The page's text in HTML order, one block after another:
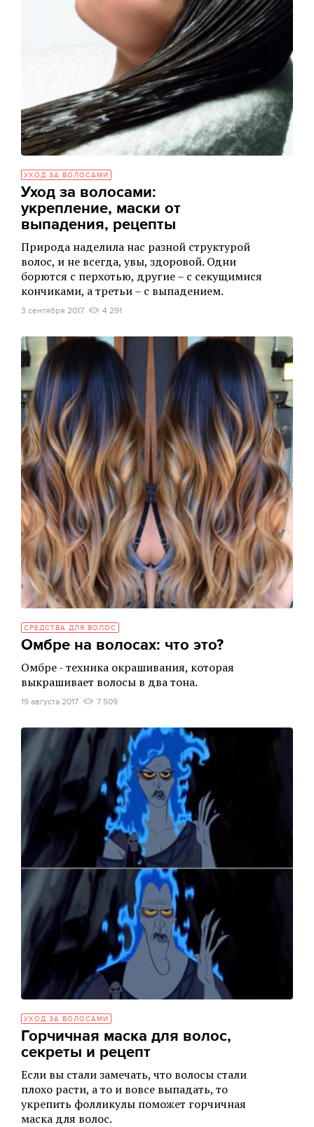
УХОД ЗА ВОЛОСАМИ
Уход за волосами:
укрепление, маски от
выпадения, рецепты
Природа наделила нас разной структурой
волос, и не всегда, увы, здоровой. Одни
борются с перхотью, другие – с секущимися
кончиками, а третьи – с выпадением.
3 сентября 2017 4 291
СРЕДСТВА ДЛЯ ВОЛОС
Омбре на волосах: что это?
Омбре - техника окрашивания, которая
выкрашивает волосы в два тона.
19 августа 2017 7 509
УХОД ЗА ВОЛОСАМИ
Горчичная маска для волос,
секреты и рецепт
Если вы стали замечать, что волосы стали
плохо расти, а то и вовсе выпадать, то
укрепить фолликулы поможет горчичная
маска для волос.